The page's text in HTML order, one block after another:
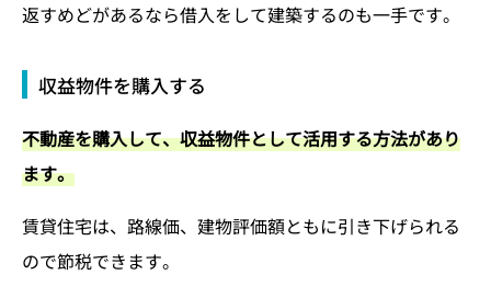
返すめどがあるなら借入をして建築するのも一手です。
収益物件を購入する
不動産を購入して、収益物件として活用する方法があり
ます。
賃貸住宅は、路線価、建物評価額ともに引き下げられる
ので節税できます。